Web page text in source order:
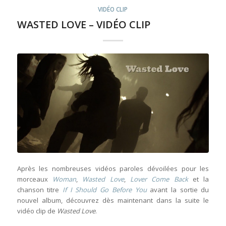
VIDÉO CLIP
WASTED LOVE – VIDÉO CLIP
Après les nombreuses vidéos paroles dévoilées pour les
morceaux
Woman, Wasted Love, Lover Come Backet la
chanson titre If I Should Go Before Youavant la sortie du
nouvel album, découvrez dès maintenant dans la suite le
vidéo clip de Wasted Love.